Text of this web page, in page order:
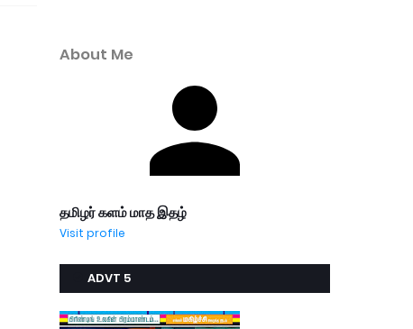
About Me
தமிழர் களம் மாத இதழ்
Visit profile
ADVT 5